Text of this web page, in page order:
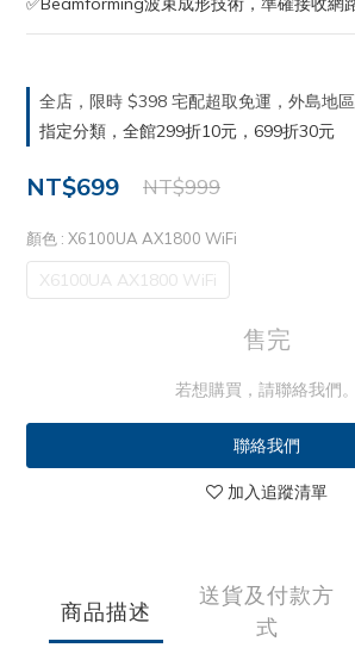
全店，限時 $398 宅配超取免運，外島地
指定分類，全館299折10元，699折30元
NT$699 NT$999
顏色 : X6100UA AX1800 WiFi
X6100UA AX1800 WiFi
售完
若想購買，請聯絡我們。
聯絡我們
加入追蹤清單
商品描述
送貨及付款方
式